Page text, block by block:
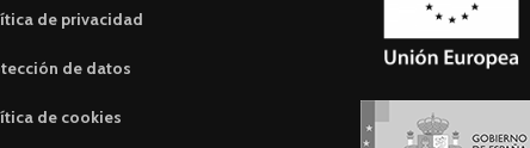
de privacidad
de datos
de cookies